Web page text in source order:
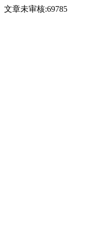
文章未审核:69785